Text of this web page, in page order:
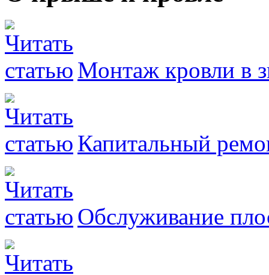
Монтаж кровли в
Капитальный
Обслуживание